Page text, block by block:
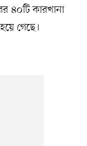
৪০টি কারখানা
গেছে।